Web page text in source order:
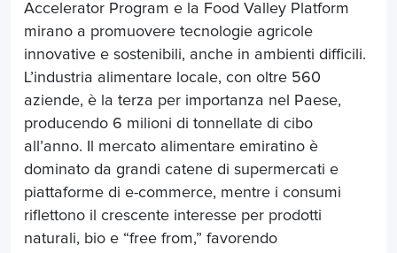
Accelerator Program e la Food Valley Platform
mirano a promuovere tecnologie agricole
innovative e sostenibili, anche in ambienti difficili.
L’industria alimentare locale, con oltre 560
aziende, è la terza per importanza nel Paese,
producendo 6 milioni di tonnellate di cibo
all’anno. Il mercato alimentare emiratino è
dominato da grandi catene di supermercati e
piattaforme di e-commerce, mentre i consumi
riflettono il crescente interesse per prodotti
naturali, bio e “free from,” favorendo